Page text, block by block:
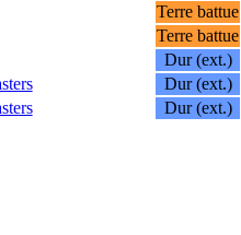
Terre battue
Terre battue
Dur (ext.)
Dur (ext.)
Dur (ext.)